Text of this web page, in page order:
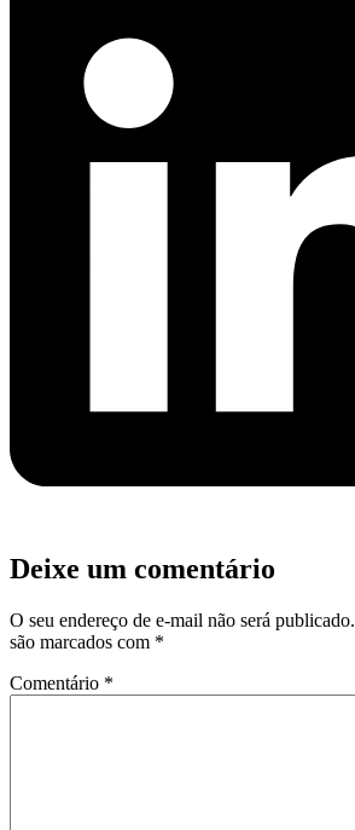
Deixe um comentário
O seu endereço de e-mail não será publicado.
são marcados com *
Comentário *